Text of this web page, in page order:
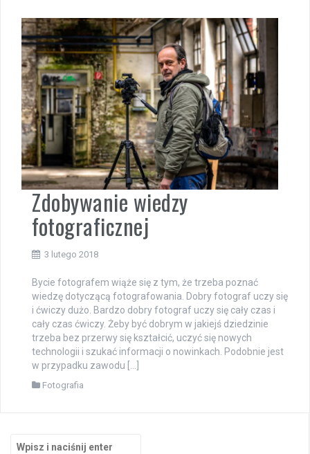
Zdobywanie wiedzy
fotograficznej
3 lutego 2018
Bycie fotografem wiąże się z tym, że trzeba poznać
wiedzę dotyczącą fotografowania. Dobry fotograf uczy się
i ćwiczy dużo. Bardzo dobry fotograf uczy się cały czas i
cały czas ćwiczy. Żeby być dobrym w jakiejś dziedzinie
trzeba bez przerwy się kształcić, uczyć się nowych
technologii i szukać informacji o nowinkach. Podobnie jest
w przypadku zawodu […]
Fotografia